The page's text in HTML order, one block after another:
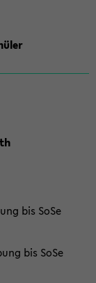
bis SoSe
bis SoSe